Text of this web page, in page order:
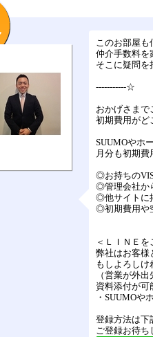
このお部屋も
仲介手数料を
そこに疑問を
-----------☆
おかげさまで
初期費用がど
SUUMOやホ
月分も初期費
◎お持ちの
◎管理会社か
◎他サイトに
◎初期費用や
＜ＬＩＮＥを
弊社はお客様
もしよろしけ
（営業が外
資料添付が可
・SUUMOや
登録方法は下
ご登録お待ち